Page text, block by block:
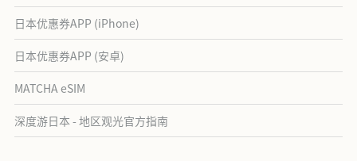
日本优惠券APP (iPhone)
日本优惠券APP (安卓)
MATCHA eSIM
深度游日本 - 地区观光官方指南